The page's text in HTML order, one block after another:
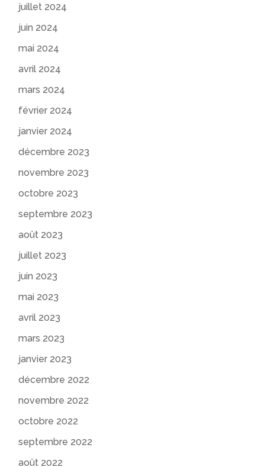
juillet 2024
juin 2024
mai 2024
avril 2024
mars 2024
février 2024
janvier 2024
décembre 2023
novembre 2023
octobre 2023
septembre 2023
août 2023
juillet 2023
juin 2023
mai 2023
avril 2023
mars 2023
janvier 2023
décembre 2022
novembre 2022
octobre 2022
septembre 2022
août 2022